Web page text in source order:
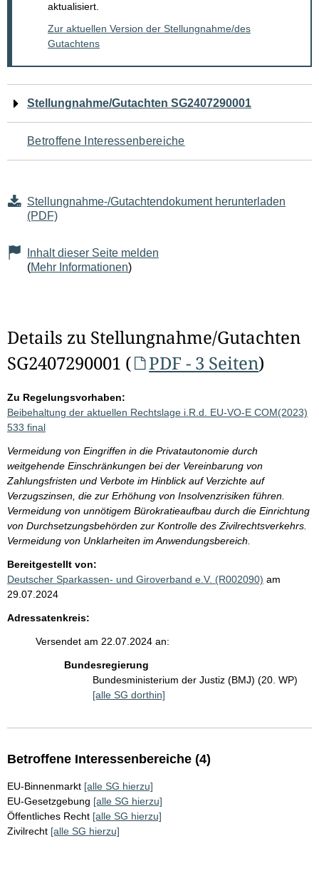
aktualisiert.
Zur aktuellen Version der Stellungnahme/des
Gutachtens
Navigation
für
den
Seiteninhalt
Stellungnahme/Gutachten SG2407290001
Betroffene Interessenbereiche
Stellungnahme-/Gutachtendokument herunterladen
(PDF)
Inhalt dieser Seite melden
(Mehr Informationen)
Details zu Stellungnahme/Gutachten
SG2407290001 (
PDF - 3 Seiten)
Zu Regelungsvorhaben:
Beibehaltung der aktuellen Rechtslage i.R.d. EU-VO-E COM(2023)
533 final
Vermeidung von Eingriffen in die Privatautonomie durch
weitgehende Einschränkungen bei der Vereinbarung von
Zahlungsfristen und Verbote im Hinblick auf Verzichte auf
Verzugszinsen, die zur Erhöhung von Insolvenzrisiken führen.
Vermeidung von unnötigem Bürokratieaufbau durch die Einrichtung
von Durchsetzungsbehörden zur Kontrolle des Zivilrechtsverkehrs.
Vermeidung von Unklarheiten im Anwendungsbereich.
Bereitgestellt von:
Deutscher Sparkassen- und Giroverband e.V. (R002090) am
29.07.2024
Adressatenkreis:
Versendet am 22.07.2024 an:
Bundesregierung
Bundesministerium der Justiz (BMJ) (20. WP)
[alle SG dorthin]
Betroffene Interessenbereiche (4)
EU-Binnenmarkt [alle SG hierzu]
EU-Gesetzgebung [alle SG hierzu]
Öffentliches Recht [alle SG hierzu]
Zivilrecht [alle SG hierzu]